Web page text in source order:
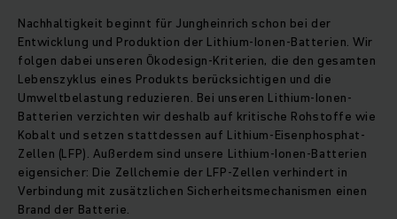
Nachhaltigkeit beginnt für Jungheinrich schon bei der
Entwicklung und Produktion der Lithium-Ionen-Batterien. Wir
folgen dabei unseren Ökodesign-Kriterien, die den gesamten
Lebenszyklus eines Produkts berücksichtigen und die
Umweltbelastung reduzieren. Bei unseren Lithium-Ionen-
Batterien verzichten wir deshalb auf kritische Rohstoffe wie
Kobalt und setzen stattdessen auf Lithium-Eisenphosphat-
Zellen (LFP). Außerdem sind unsere Lithium-Ionen-Batterien
eigensicher: Die Zellchemie der LFP-Zellen verhindert in
Verbindung mit zusätzlichen Sicherheitsmechanismen einen
Brand der Batterie.